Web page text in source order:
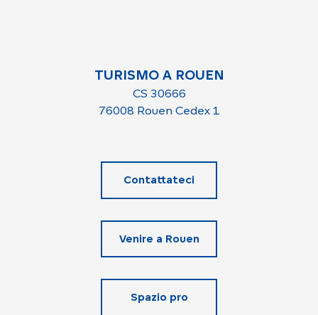
TURISMO A ROUEN
CS 30666
76008 Rouen Cedex 1
Contattateci
Venire a Rouen
Spazio pro